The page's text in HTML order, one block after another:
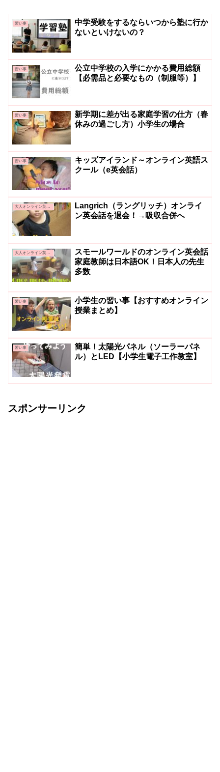
習い事
中学受験をするならいつから塾に行か
ないといけないの？
習い事
公立中学校の入学にかかる費用総額
【必需品と必要なもの（制服等）】
習い事
新学期に差が出る家庭学習の仕方（春
休みの過ごし方）小学生の場合
習い事
キッズアイランド～オンライン英語ス
クール（e英会話）
大人オンライン英会話
Langrich（ラングリッチ）オンライ
ン英会話を退会！→吸収合併へ
大人オンライン英会話
スモールワールドのオンライン英会話
家庭教師は日本語OK！日本人の先生
多数
習い事
小学生の習い事【おすすめオンライン
授業まとめ】
習い事
簡単！太陽光パネル（ソーラーパネ
ル）とLED【小学生電子工作教室】
スポンサーリンク